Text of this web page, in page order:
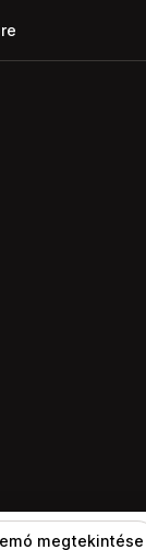
megtekintése